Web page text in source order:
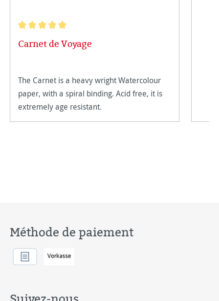
Carnet de Voyage
The Carnet is a heavy wright Watercolour
paper, with a spiral binding. Acid free, it is
extremely age resistant.
Méthode de paiement